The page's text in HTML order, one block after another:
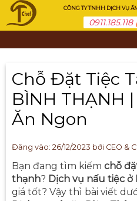
CÔNG TY TNHH DỊCH VỤ
0911.185.118
Chỗ Đặt Tiệc
BÌNH THẠNH
Ăn Ngon
Đăng vào: 26/12/2023 bởi CEO &
Bạn đang tìm kiếm chỗ
thạnh? Dịch vụ nấu tiệc
giá tốt? Vậy thì bài viết